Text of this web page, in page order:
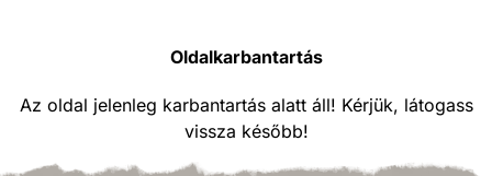
Oldalkarbantartás
Az oldal jelenleg karbantartás alatt áll! Kérjük, látogass
vissza később!